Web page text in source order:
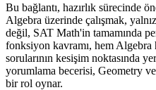
Bu bağlantı, hazırlık sürecinde
Algebra üzerinde çalışmak,
değil, SAT Math'in tamamında
fonksiyon kavramı, hem
sorularının kesişim noktasında
yorumlama becerisi, Geometry
bir rol oynar.